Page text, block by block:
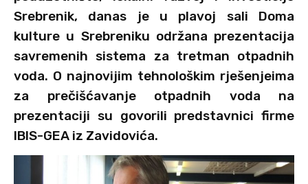
Srebrenik, danas je u plavoj sali Doma
kulture u Srebreniku održana prezentacija
savremenih sistema za tretman otpadnih
voda. O najnovijim tehnološkim rješenjeima
za prečišćavanje otpadnih voda na
prezentaciji su govorili predstavnici firme
IBIS-GEA iz Zavidovića.